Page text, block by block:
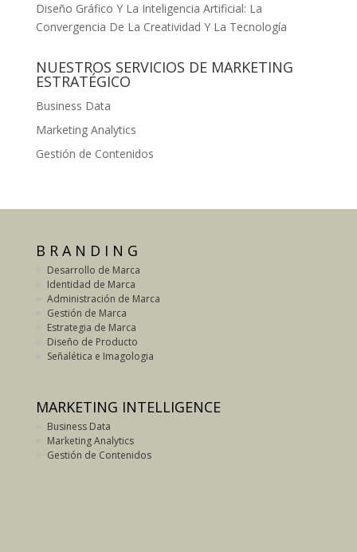
Diseño Gráfico Y La Inteligencia Artificial: La
Convergencia De La Creatividad Y La Tecnología
NUESTROS SERVICIOS DE MARKETING
ESTRATÉGICO
Business Data
Marketing Analytics
Gestión de Contenidos
B R A N D I N G
Desarrollo de Marca
Identidad de Marca
Administración de Marca
Gestión de Marca
Estrategia de Marca
Diseño de Producto
Señalética e Imagologia
MARKETING INTELLIGENCE
Business Data
Marketing Analytics
Gestión de Contenidos